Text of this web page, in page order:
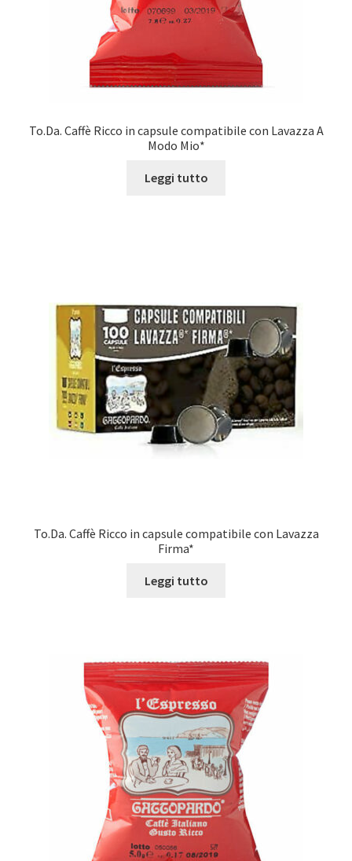
To.Da. Caffè Ricco in capsule compatibile con Lavazza A
Modo Mio*
Leggi tutto
To.Da. Caffè Ricco in capsule compatibile con Lavazza
Firma*
Leggi tutto